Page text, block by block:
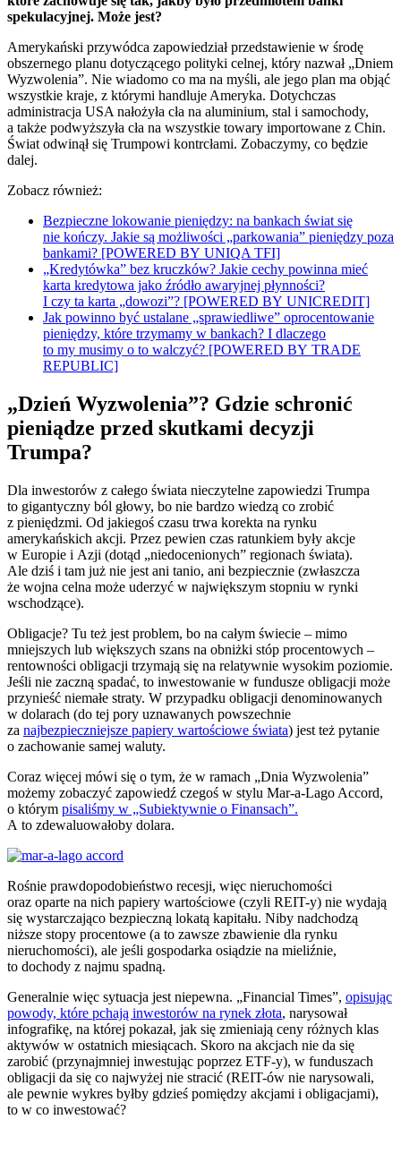
spekulacyjnej. Może jest?
Amerykański przywódca zapowiedział przedstawienie w środę
obszernego planu dotyczącego polityki celnej, który nazwał „Dniem
Wyzwolenia”. Nie wiadomo co ma na myśli, ale jego plan ma objąć
wszystkie kraje, z którymi handluje Ameryka. Dotychczas
administracja USA nałożyła cła na aluminium, stal i samochody,
a także podwyższyła cła na wszystkie towary importowane z Chin.
Świat odwinął się Trumpowi kontrcłami. Zobaczymy, co będzie
dalej.
Zobacz również:
Bezpieczne lokowanie pieniędzy: na bankach świat się
nie kończy. Jakie są możliwości „parkowania” pieniędzy poza
bankami? [POWERED BY UNIQA TFI]
„Kredytówka” bez kruczków? Jakie cechy powinna mieć
karta kredytowa jako źródło awaryjnej płynności?
I czy ta karta „dowozi”? [POWERED BY UNICREDIT]
Jak powinno być ustalane „sprawiedliwe” oprocentowanie
pieniędzy, które trzymamy w bankach? I dlaczego
to my musimy o to walczyć? [POWERED BY TRADE
REPUBLIC]
„Dzień Wyzwolenia”? Gdzie schronić
pieniądze przed skutkami decyzji
Trumpa?
Dla inwestorów z całego świata nieczytelne zapowiedzi Trumpa
to gigantyczny ból głowy, bo nie bardzo wiedzą co zrobić
z pieniędzmi. Od jakiegoś czasu trwa korekta na rynku
amerykańskich akcji. Przez pewien czas ratunkiem były akcje
w Europie i Azji (dotąd „niedocenionych” regionach świata).
Ale dziś i tam już nie jest ani tanio, ani bezpiecznie (zwłaszcza
że wojna celna może uderzyć w największym stopniu w rynki
wschodzące).
Obligacje? Tu też jest problem, bo na całym świecie – mimo
mniejszych lub większych szans na obniżki stóp procentowych –
rentowności obligacji trzymają się na relatywnie wysokim poziomie.
Jeśli nie zaczną spadać, to inwestowanie w fundusze obligacji może
przynieść niemałe straty. W przypadku obligacji denominowanych
w dolarach (do tej pory uznawanych powszechnie
za najbezpieczniejsze papiery wartościowe świata) jest też pytanie
o zachowanie samej waluty.
Coraz więcej mówi się o tym, że w ramach „Dnia Wyzwolenia”
możemy zobaczyć zapowiedź czegoś w stylu Mar-a-Lago Accord,
o którym pisaliśmy w „Subiektywnie o Finansach”.
A to zdewaluowałoby dolara.
Rośnie prawdopodobieństwo recesji, więc nieruchomości
oraz oparte na nich papiery wartościowe (czyli REIT-y) nie wydają
się wystarczająco bezpieczną lokatą kapitału. Niby nadchodzą
niższe stopy procentowe (a to zawsze zbawienie dla rynku
nieruchomości), ale jeśli gospodarka osiądzie na mieliźnie,
to dochody z najmu spadną.
Generalnie więc sytuacja jest niepewna. „Financial Times”, opisując
powody, które pchają inwestorów na rynek złota, narysował
infografikę, na której pokazał, jak się zmieniają ceny różnych klas
aktywów w ostatnich miesiącach. Skoro na akcjach nie da się
zarobić (przynajmniej inwestując poprzez ETF-y), w funduszach
obligacji da się co najwyżej nie stracić (REIT-ów nie narysowali,
ale pewnie wykres byłby gdzieś pomiędzy akcjami i obligacjami),
to w co inwestować?